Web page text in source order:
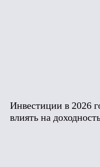
Инвестиции в 2026
влиять на